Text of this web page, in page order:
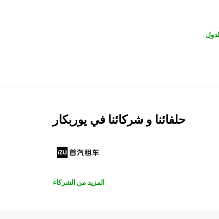
حلفائنا و شركائنا في يوربكار
المزيد من الشركاء